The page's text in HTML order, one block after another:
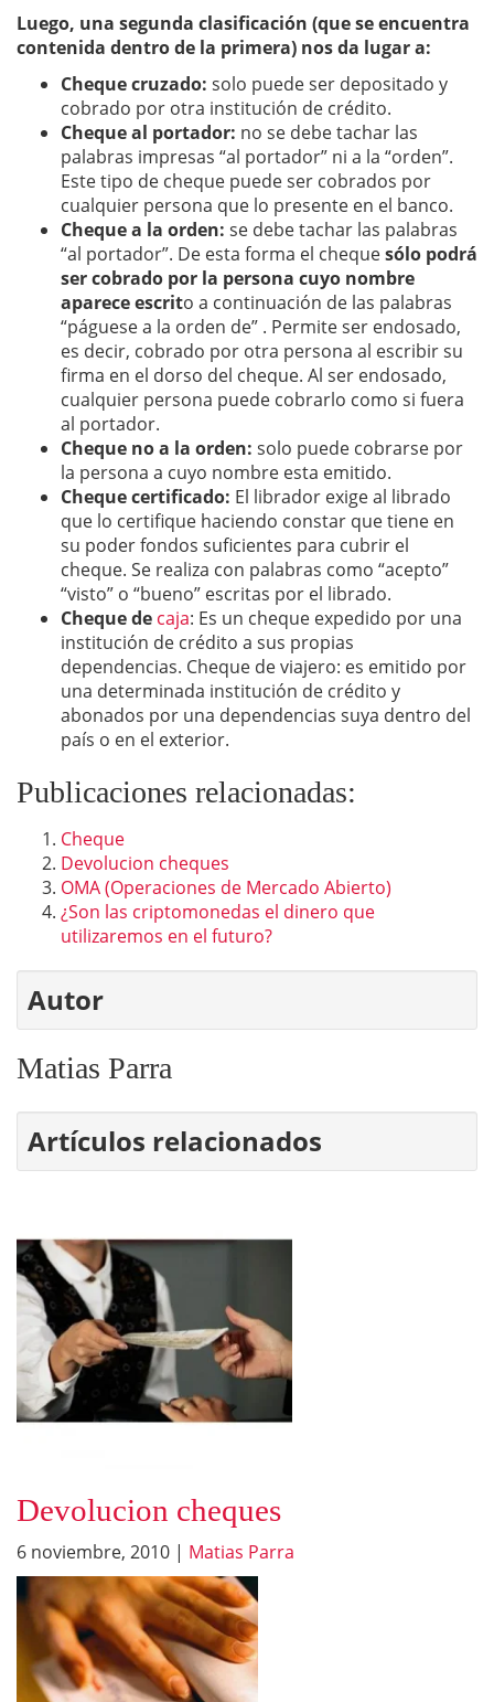
Luego, una segunda clasificación (que se encuentra
contenida dentro de la primera) nos da lugar a:
Cheque cruzado: solo puede ser depositado y
cobrado por otra institución de crédito.
Cheque al portador: no se debe tachar las
palabras impresas “al portador” ni a la “orden”.
Este tipo de cheque puede ser cobrados por
cualquier persona que lo presente en el banco.
Cheque a la orden: se debe tachar las palabras
“al portador”. De esta forma el chequesólo podrá
ser cobrado por la persona cuyo nombre
aparece escrito a continuación de las palabras
“páguese a la orden de” . Permite ser endosado,
es decir, cobrado por otra persona al escribir su
firma en el dorso del cheque. Al ser endosado,
cualquier persona puede cobrarlo como si fuera
al portador.
Cheque no a la orden: solo puede cobrarse por
la persona a cuyo nombre esta emitido.
Cheque certificado: El librador exige al librado
que lo certifique haciendo constar que tiene en
su poder fondos suficientes para cubrir el
cheque. Se realiza con palabras como “acepto”
“visto” o “bueno” escritas por el librado.
Cheque de caja: Es un cheque expedido por una
institución de crédito a sus propias
dependencias. Cheque de viajero: es emitido por
una determinada institución de crédito y
abonados por una dependencias suya dentro del
país o en el exterior.
Publicaciones relacionadas:
Cheque
Devolucion cheques
OMA (Operaciones de Mercado Abierto)
¿Son las criptomonedas el dinero que
utilizaremos en el futuro?
Autor
Matias Parra
Artículos relacionados
Devolucion cheques
6 noviembre, 2010 | Matias Parra